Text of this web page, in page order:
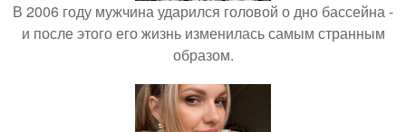
В 2006 году мужчина ударился головой о дно бассейна -
и после этого его жизнь изменилась самым странным
образом.